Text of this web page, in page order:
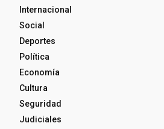
Internacional
Social
Deportes
Política
Economía
Cultura
Seguridad
Judiciales